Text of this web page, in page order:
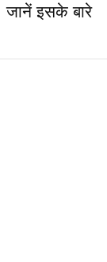
जानें इसके बारे